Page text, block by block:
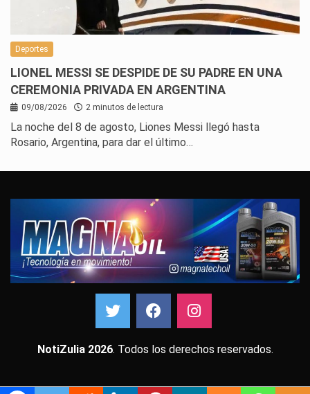
Deportes
LIONEL MESSI SE DESPIDE DE SU PADRE EN UNA
CEREMONIA PRIVADA EN ARGENTINA
09/08/2026 2 minutos de lectura
La noche del 8 de agosto, Liones Messi llegó hasta
Rosario, Argentina, para dar el último…
NotiZulia 2026. Todos los derechos reservados.